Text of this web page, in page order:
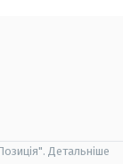
Детальніше